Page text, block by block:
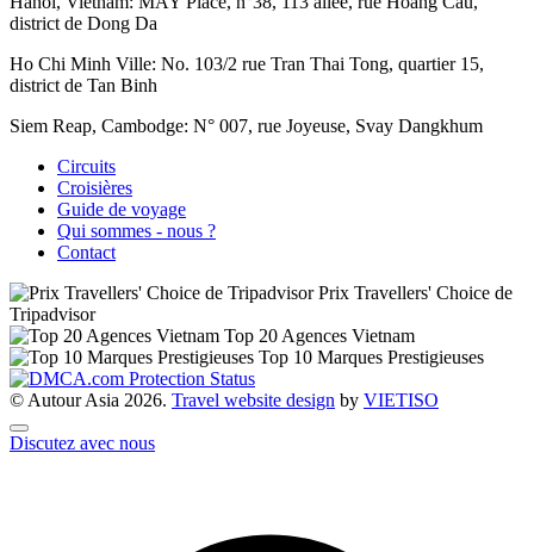
district de Dong Da
Ho Chi Minh Ville: No. 103/2 rue Tran Thai Tong, quartier 15,
district de Tan Binh
Siem Reap, Cambodge: N° 007, rue Joyeuse, Svay Dangkhum
Circuits
Croisières
Guide de voyage
Qui sommes - nous ?
Contact
Prix Travellers' Choice de
Tripadvisor
Top 20 Agences Vietnam
Top 10 Marques Prestigieuses
© Autour Asia 2026. Travel website design by VIETISO
Discutez avec nous